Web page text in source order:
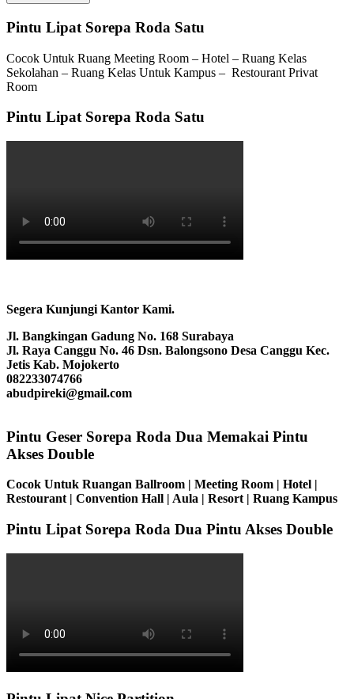
Pintu Lipat Sorepa Roda Satu
Cocok Untuk Ruang Meeting Room – Hotel – Ruang Kelas
Sekolahan – Ruang Kelas Untuk Kampus – Restourant Privat
Room
Pintu Lipat Sorepa Roda Satu
Segera Kunjungi Kantor Kami.
Jl. Bangkingan Gadung No. 168 Surabaya
Jl. Raya Canggu No. 46 Dsn. Balongsono Desa Canggu Kec.
Jetis Kab. Mojokerto
082233074766
abudpireki@gmail.com
Pintu Geser Sorepa Roda Dua Memakai Pintu
Akses Double
Cocok Untuk Ruangan Ballroom | Meeting Room | Hotel |
Restourant | Convention Hall | Aula | Resort | Ruang Kampus
Pintu Lipat Sorepa Roda Dua Pintu Akses Double